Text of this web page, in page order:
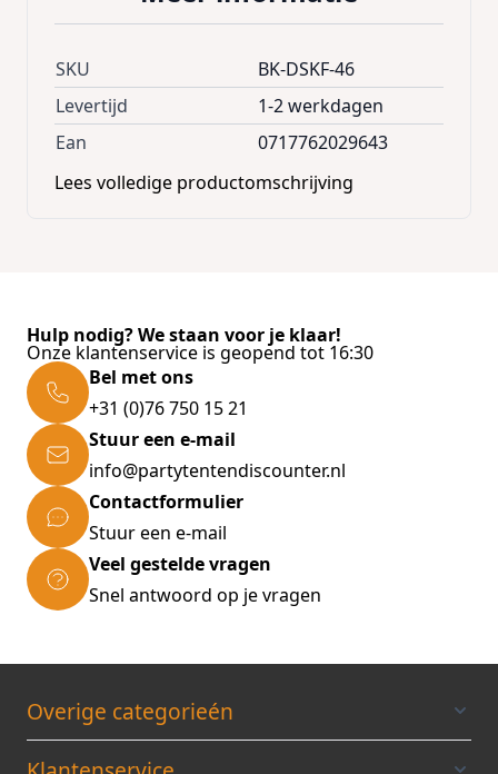
SKU
BK-DSKF-46
Levertijd
1-2 werkdagen
Ean
0717762029643
Lees volledige productomschrijving
Hulp nodig? We staan voor je klaar!
Onze klantenservice is geopend tot 16:30
Bel met ons
+31 (0)76 750 15 21
Stuur een e-mail
info@partytentendiscounter.nl
Contactformulier
Stuur een e-mail
Veel gestelde vragen
Snel antwoord op je vragen
Overige categorieén